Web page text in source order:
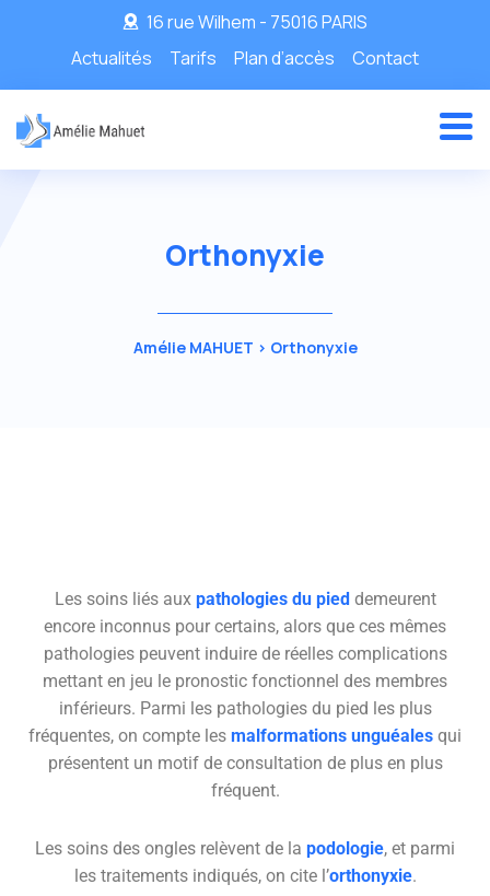
16 rue Wilhem - 75016 PARIS
Actualités
Tarifs Plan d’accès Contact
Orthonyxie
Amélie MAHUET > Orthonyxie
Les soins liés aux pathologies du pieddemeurent
encore inconnus pour certains, alors que ces mêmes
pathologies peuvent induire de réelles complications
mettant en jeu le pronostic fonctionnel des membres
inférieurs. Parmi les pathologies du pied les plus
fréquentes, on compte les malformations unguéales qui
présentent un motif de consultation de plus en plus
fréquent.
Les soins des ongles relèvent de la podologie, et parmi
les traitements indiqués, on cite l’orthonyxie.